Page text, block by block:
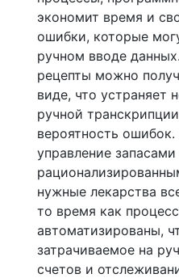
экономит время и
ошибки, которые
ручном вводе
рецепты можно
виде, что устраняет
ручной
вероятность
управление запасами
нужные лекарства
то время как
автоматизированы,
затрачиваемое на
счетов и